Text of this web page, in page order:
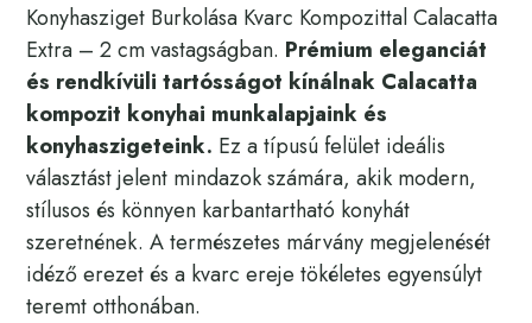
Konyhasziget Burkolása Kvarc Kompozittal Calacatta
Extra – 2 cm vastagságban. Prémium eleganciát
és rendkívüli tartósságot kínálnak Calacatta
kompozit konyhai munkalapjaink és
konyhaszigeteink. Ez a típusú felület ideális
választást jelent mindazok számára, akik modern,
stílusos és könnyen karbantartható konyhát
szeretnének. A természetes márvány megjelenését
idéző erezet és a kvarc ereje tökéletes egyensúlyt
teremt otthonában.